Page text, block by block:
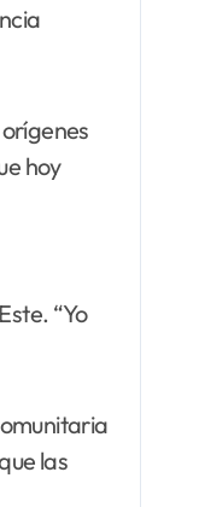
hoy
“Yo
las